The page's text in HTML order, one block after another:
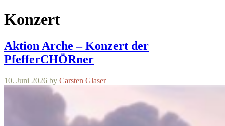
Konzert
Aktion Arche – Konzert der
PfefferCHÖRner
10. Juni 2026 by Carsten Glaser